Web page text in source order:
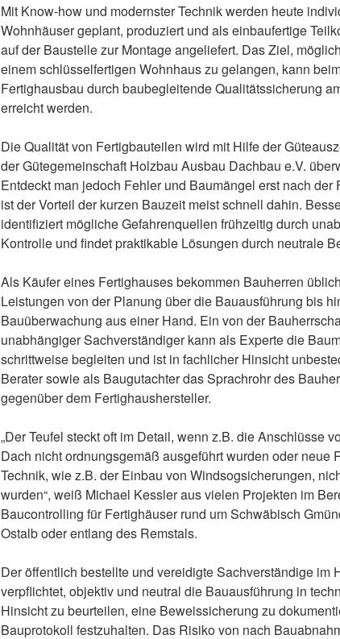
Mit Know-how und modernster Technik werden heute
Wohnhäuser geplant, produziert und als einbaufertige
auf der Baustelle zur Montage angeliefert. Das Ziel,
einem schlüsselfertigen Wohnhaus zu gelangen, kann
Fertighausbau durch baubegleitende Qualitätssicherung
erreicht werden.
Die Qualität von Fertigbauteilen wird mit Hilfe der
der Gütegemeinschaft Holzbau Ausbau Dachbau e.V.
Entdeckt man jedoch Fehler und Baumängel erst nach der
ist der Vorteil der kurzen Bauzeit meist schnell dahin.
identifiziert mögliche Gefahrenquellen frühzeitig durch
Kontrolle und findet praktikable Lösungen durch neutrale
Als Käufer eines Fertighauses bekommen Bauherren
Leistungen von der Planung über die Bauausführung bis
Bauüberwachung aus einer Hand. Ein von der
unabhängiger Sachverständiger kann als Experte die
schrittweise begleiten und ist in fachlicher Hinsicht
Berater sowie als Baugutachter das Sprachrohr des
gegenüber dem Fertighaushersteller.
„Der Teufel steckt oft im Detail, wenn z.B. die Anschlüsse
Dach nicht ordnungsgemäß ausgeführt wurden oder neue
Technik, wie z.B. der Einbau von Windsogsicherungen,
wurden“, weiß Michael Kessler aus vielen Projekten im
Baucontrolling für Fertighäuser rund um Schwäbisch
Ostalb oder entlang des Remstals.
Der öffentlich bestellte und vereidigte Sachverständige im
verpflichtet, objektiv und neutral die Bauausführung in
Hinsicht zu beurteilen, eine Beweissicherung zu
Bauprotokoll festzuhalten. Das Risiko von nach